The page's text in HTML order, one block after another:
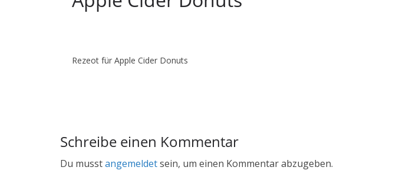
Rezeot für Apple Cider Donuts
Schreibe einen Kommentar
Du musstangemeldetsein, um einen Kommentar abzugeben.